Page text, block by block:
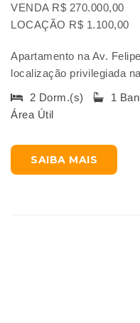
VENDA R$ 270.000,00
LOCAÇÃO R$ 1.100,00
Apartamento na Av.
localização privilegiada
2 Dorm.(s)
1
Área Útil
SAIBA MAIS